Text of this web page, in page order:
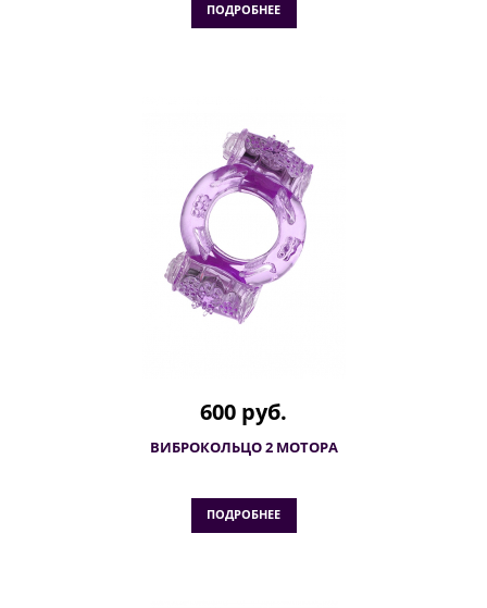
ПОДРОБНЕЕ
600 руб.
ВИБРОКОЛЬЦО 2 МОТОРА
ПОДРОБНЕЕ